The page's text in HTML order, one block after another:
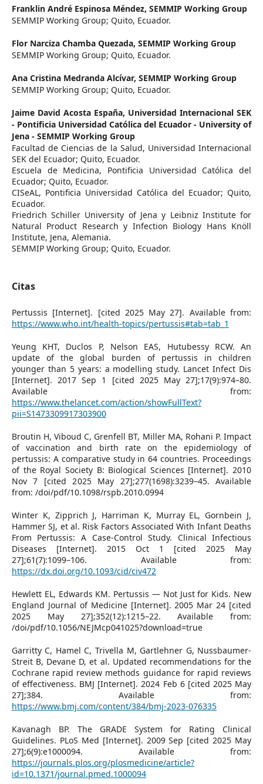
Franklin André Espinosa Méndez, SEMMIP Working Group
SEMMIP Working Group; Quito, Ecuador.
Flor Narciza Chamba Quezada, SEMMIP Working Group
SEMMIP Working Group; Quito, Ecuador.
Ana Cristina Medranda Alcívar, SEMMIP Working Group
SEMMIP Working Group; Quito, Ecuador.
Jaime David Acosta España, Universidad Internacional SEK
- Pontificia Universidad Católica del Ecuador - University of
Jena - SEMMIP Working Group
Facultad de Ciencias de la Salud, Universidad Internacional
SEK del Ecuador; Quito, Ecuador.
Escuela de Medicina, Pontificia Universidad Católica del
Ecuador; Quito, Ecuador.
CISeAL, Pontificia Universidad Católica del Ecuador; Quito,
Ecuador.
Friedrich Schiller University of Jena y Leibniz Institute for
Natural Product Research y Infection Biology Hans Knöll
Institute, Jena, Alemania.
SEMMIP Working Group; Quito, Ecuador.
Citas
Pertussis [Internet]. [cited 2025 May 27]. Available from:
https://www.who.int/health-topics/pertussis#tab=tab_1
Yeung KHT, Duclos P, Nelson EAS, Hutubessy RCW. An
update of the global burden of pertussis in children
younger than 5 years: a modelling study. Lancet Infect Dis
[Internet]. 2017 Sep 1 [cited 2025 May 27];17(9):974–80.
Available from:
https://www.thelancet.com/action/showFullText?
pii=S1473309917303900
Broutin H, Viboud C, Grenfell BT, Miller MA, Rohani P. Impact
of vaccination and birth rate on the epidemiology of
pertussis: A comparative study in 64 countries. Proceedings
of the Royal Society B: Biological Sciences [Internet]. 2010
Nov 7 [cited 2025 May 27];277(1698):3239–45. Available
from: /doi/pdf/10.1098/rspb.2010.0994
Winter K, Zipprich J, Harriman K, Murray EL, Gornbein J,
Hammer SJ, et al. Risk Factors Associated With Infant Deaths
From Pertussis: A Case-Control Study. Clinical Infectious
Diseases [Internet]. 2015 Oct 1 [cited 2025 May
27];61(7):1099–106. Available from:
https://dx.doi.org/10.1093/cid/civ472
Hewlett EL, Edwards KM. Pertussis — Not Just for Kids. New
England Journal of Medicine [Internet]. 2005 Mar 24 [cited
2025 May 27];352(12):1215–22. Available from:
/doi/pdf/10.1056/NEJMcp041025?download=true
Garritty C, Hamel C, Trivella M, Gartlehner G, Nussbaumer-
Streit B, Devane D, et al. Updated recommendations for the
Cochrane rapid review methods guidance for rapid reviews
of effectiveness. BMJ [Internet]. 2024 Feb 6 [cited 2025 May
27];384. Available from:
https://www.bmj.com/content/384/bmj-2023-076335
Kavanagh BP. The GRADE System for Rating Clinical
Guidelines. PLoS Med [Internet]. 2009 Sep [cited 2025 May
27];6(9):e1000094. Available from:
https://journals.plos.org/plosmedicine/article?
id=10.1371/journal.pmed.1000094